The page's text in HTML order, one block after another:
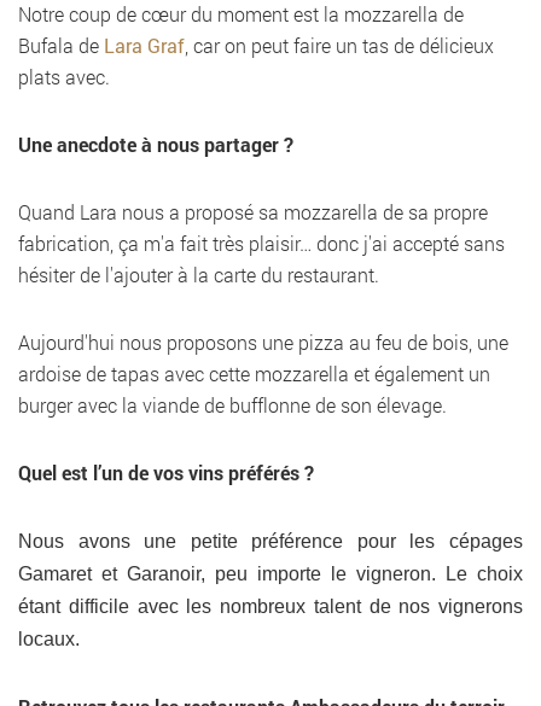
Notre coup de cœur du moment est la mozzarella de
Bufala de Lara Graf , car on peut faire un tas de délicieux
plats avec.
Une anecdote à nous partager ?
Quand Lara nous a proposé sa mozzarella de sa propre
fabrication, ça m'a fait très plaisir… donc j'ai accepté sans
hésiter de l'ajouter à la carte du restaurant.
Aujourd'hui nous proposons une pizza au feu de bois, une
ardoise de tapas avec cette mozzarella et également un
burger avec la viande de bufflonne de son élevage.
Quel est l’un de vos vins préférés ?
Nous avons une petite préférence pour les cépages
Gamaret et Garanoir, peu importe le vigneron. Le choix
étant difficile avec les nombreux talent de nos vignerons
locaux.